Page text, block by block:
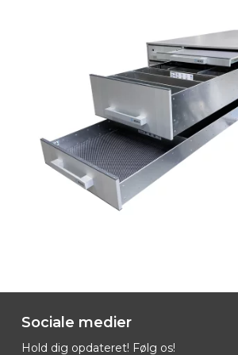
Sociale medier
Hold dig opdateret! Følg os!